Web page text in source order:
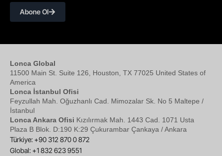
Abone Ol
Lonca Global
11500 Main St. Suite 126, Houston, TX 77025 United States of
America
Lonca İstanbul Ofisi
Feyzullah Mah. Oğuzhanlı Cad. Mimozalar Sk. No 5 Maltepe /
İstanbul
Lonca Ankara Ofisi Kızılırmak Mah. 1443 Cad. 1071 Usta
Plaza B Blok. D:190 K:29 Çukurambar Çankaya / Ankara
Türkiye: +90 312 870 0 872
Global: +1 832 623 9551